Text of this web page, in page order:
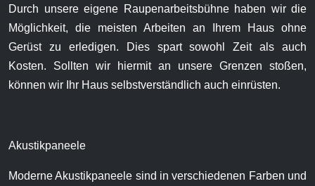
Durch unsere eigene Raupenarbeitsbühne haben wir die
Möglichkeit, die meisten Arbeiten an Ihrem Haus ohne
Gerüst zu erledigen. Dies spart sowohl Zeit als auch
Kosten. Sollten wir hiermit an unsere Grenzen stoßen,
können wir Ihr Haus selbstverständlich auch einrüsten.
Akustikpaneele
Moderne Akustikpaneele sind in verschiedenen Farben und